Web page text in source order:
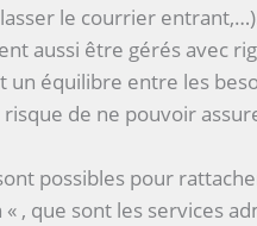
le courrier
aussi être gérés avec
un équilibre entre les
de ne pouvoir
possibles pour
, que sont les services